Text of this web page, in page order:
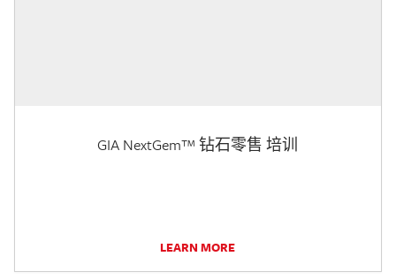
GIA NextGem™ 钻石零售 培训
LEARN MORE